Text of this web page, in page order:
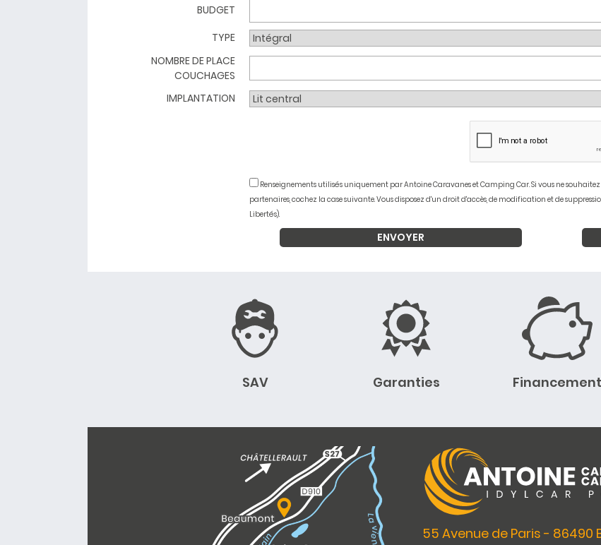
BUDGET
TYPE
NOMBRE DE PLACE
COUCHAGES
IMPLANTATION
Renseignements utilisés uniquement par Antoine Caravanes et Camping Car. Si vous ne
partenaires, cochez la case suivante. Vous disposez d'un droit d'accès, de modification et de
Libertés).
SAV Garanties Financement
55 Avenue de Paris - 86490